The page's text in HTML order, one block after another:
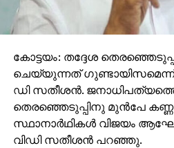
കോട്ടയം: തദ്ദേശ
ചെയ്യുന്നത് ഗുണ്ടായിസമെന്ന്
ഡി സതീശന്‍.
തെരഞ്ഞെടുപ്പിനു മുന്‍പേ
സ്ഥാനാര്‍ഥികള്‍ വിജയം
വിഡി സതീശന്‍ പറഞ്ഞു.